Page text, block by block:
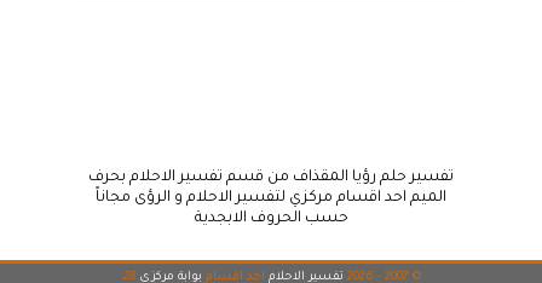
تفسير حلم رؤيا المقذاف من قسم تفسير الاحلام بحرف
الميم احد اقسام مركزي لتفسير الاحلام و الرؤى مجاناً
حسب الحروف الابجدية
© 2007 - 2026 تفسير الاحلام احد اقسام بوابة مركزي 28